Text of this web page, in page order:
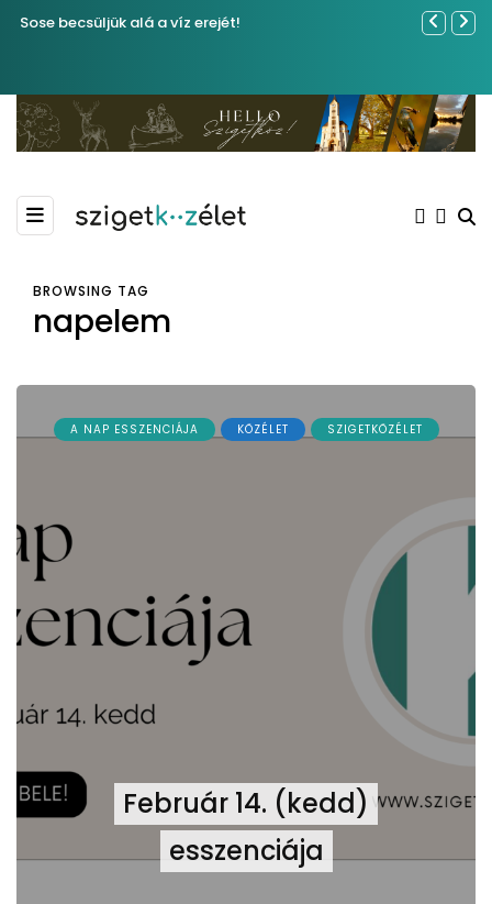
Sose becsüljük alá a víz erejét!
Közel
BROWSING TAG
napelem
A NAP ESSZENCIÁJA KÖZÉLET SZIGETKÖZÉLET
Február 14. (kedd)
esszenciája